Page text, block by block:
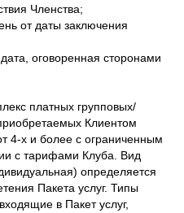
Членства;
даты заключения
сторонами
платных групповых/
Клиентом
4-х и более с ограниченным
с тарифами Клуба. Вид
определяется
Пакета услуг. Типы
в Пакет услуг,